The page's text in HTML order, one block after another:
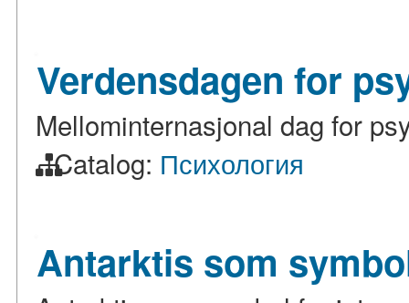
Verdensdagen for
Mellominternasjonal dag for
Catalog: Психология
Antarktis som